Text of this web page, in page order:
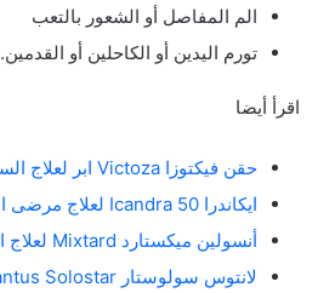
الم المفاصل أو الشعور بالتعب
تورم اليدين أو الكاحلين أو القدمين.
اقرأ أيضا
حقن فيكتوزا Victoza ابر لعلاج السكري من النوع 2
ايكاندرا 50 Icandra لعلاج مرضى السكري من النوع الثاني
أنسولين ميكستارد Mixtard لعلاج السكري من النوع 1و2